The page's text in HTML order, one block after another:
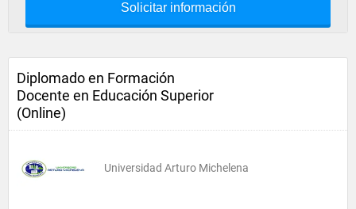
Solicitar información
Diplomado en Formación
Docente en Educación Superior
(Online)
Universidad Arturo Michelena